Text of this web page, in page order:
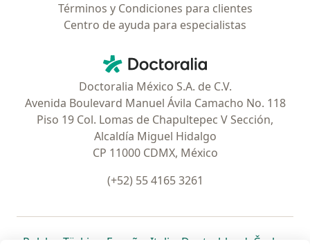
Términos y Condiciones para clientes
Centro de ayuda para especialistas
Doctoralia - Página de inicio
Doctoralia México S.A. de C.V.
Avenida Boulevard Manuel Ávila Camacho No. 118
Piso 19 Col. Lomas de Chapultepec V Sección,
Alcaldía Miguel Hidalgo
CP 11000 CDMX, México
(+52) 55 4165 3261
Polska se abre en una nueva pestaña
Türkiye se abre en una nueva pestaña
España se abre en una nueva pestaña
Italia se abre en una nueva
Deutschlandse abre en
Česko